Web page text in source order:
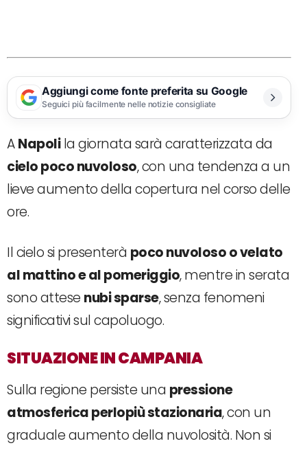
Aggiungi come fonte preferita su Google
Seguici più facilmente nelle notizie consigliate
ANapolila giornata sarà caratterizzata da
cielo poco nuvoloso, con una tendenza a un
lieve aumento della copertura nel corso delle
ore.
Il cielo si presenterà poco nuvoloso o velato
al mattino e al pomeriggio, mentre in serata
sono attese nubi sparse, senza fenomeni
significativi sul capoluogo.
SITUAZIONE IN CAMPANIA
Sulla regione persiste una pressione
atmosferica perlopiù stazionaria, con un
graduale aumento della nuvolosità. Non si